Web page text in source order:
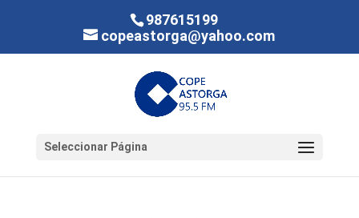
987615199
copeastorga@yahoo.com
Seleccionar Página